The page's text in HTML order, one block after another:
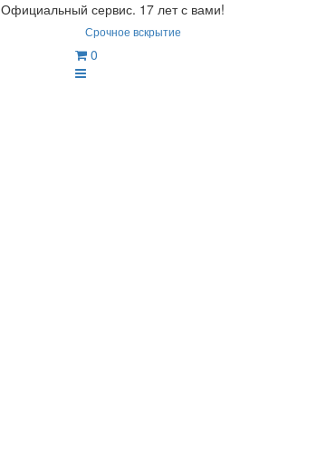
Официальный сервис. 17 лет с вами!
Срочное вскрытие
0